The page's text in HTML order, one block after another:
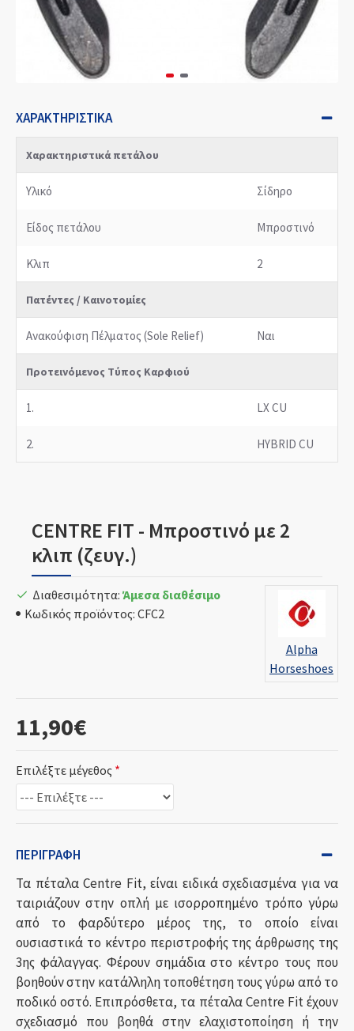
ΧΑΡΑΚΤΗΡΙΣΤΙΚΆ
Χαρακτηριστικά πετάλου
Υλικό Σίδηρο
Είδος πετάλου Μπροστινό
Κλιπ 2
Πατέντες / Καινοτομίες
Ανακούφιση Πέλματος (Sole Relief) Ναι
Προτεινόμενος Τύπος Καρφιού
1. LX CU
2. HYBRID CU
CENTRE FIT - Μπροστινό με 2
κλιπ (ζευγ.)
11,90€
Διαθεσιμότητα: Άμεσα διαθέσιμο
Κωδικός προϊόντος: CFC2
Alpha
Horseshoes
Επιλέξτε μέγεθος
ΠΕΡΙΓΡΑΦΉ
Τα πέταλα Centre Fit, είναι ειδικά σχεδιασμένα για να
ταιριάζουν στην οπλή με ισορροπημένο τρόπο γύρω
από το φαρδύτερο μέρος της, το οποίο είναι
ουσιαστικά το κέντρο περιστροφής της άρθρωσης της
3ης φάλαγγας. Φέρουν σημάδια στο κέντρο τους που
βοηθούν στην κατάλληλη τοποθέτηση τους γύρω από το
ποδικό οστό. Επιπρόσθετα, τα πέταλα Centre Fit έχουν
σχεδιασμό που βοηθά στην ελαχιστοποίηση ή την